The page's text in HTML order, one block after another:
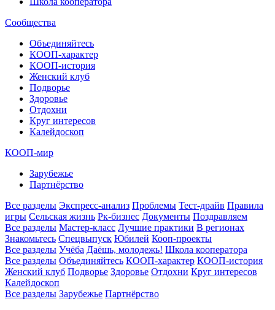
Сообщества
Объединяйтесь
КООП-характер
КООП-история
Женский клуб
Подворье
Здоровье
Отдохни
Круг интересов
Калейдоскоп
КООП-мир
Зарубежье
Партнёрство
Все разделы Экспресс-анализ Проблемы Тест-драйв Правила
игры Сельская жизнь Рк-бизнес Документы Поздравляем
Все разделы Мастер-класс Лучшие практики В регионах
Знакомьтесь Спецвыпуск Юбилей Кооп-проекты
Все разделы Учёба Даёшь, молодежь! Школа кооператора
Все разделы Объединяйтесь КООП-характер КООП-история
Женский клуб Подворье Здоровье Отдохни Круг интересов
Калейдоскоп
Все разделы Зарубежье Партнёрство